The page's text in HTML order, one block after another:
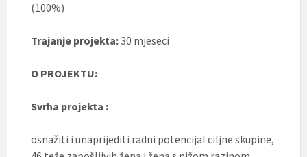
(100%)
Trajanje projekta:30 mjeseci
O PROJEKTU:
Svrha projekta :
osnažiti i unaprijediti radni potencijal ciljne skupine,